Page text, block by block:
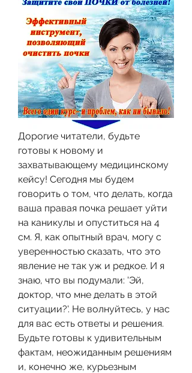
Дорогие читатели, будьте
готовы к новому и
захватывающему медицинскому
кейсу! Сегодня мы будем
говорить о том, что делать, когда
ваша правая почка решает уйти
на каникулы и опуститься на 4
см. Я, как опытный врач, могу с
уверенностью сказать, что это
явление не так уж и редкое. И я
знаю, что вы подумали: 'Эй,
доктор, что мне делать в этой
ситуации?'. Не волнуйтесь, у нас
для вас есть ответы и решения.
Будьте готовы к удивительным
фактам, неожиданным решениям
и, конечно же, курьезным